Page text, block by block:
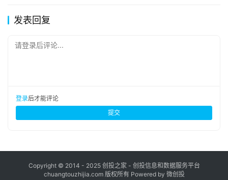
发表回复
请登录后评论...
登录后才能评论
提交
Copyright © 2014 - 2025 创投之家 - 创投信息和数据服务平台
chuangtouzhijia.com 版权所有 Powered by 微创投